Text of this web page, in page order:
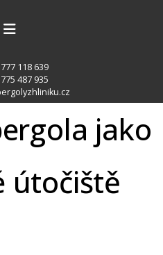
118 639
487 935
jako
útočiště